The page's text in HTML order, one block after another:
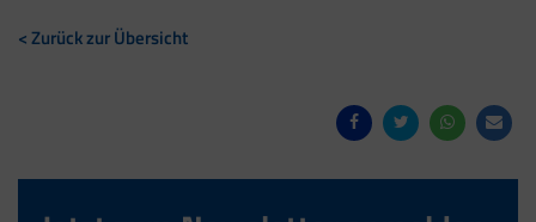
< Zurück zur Übersicht